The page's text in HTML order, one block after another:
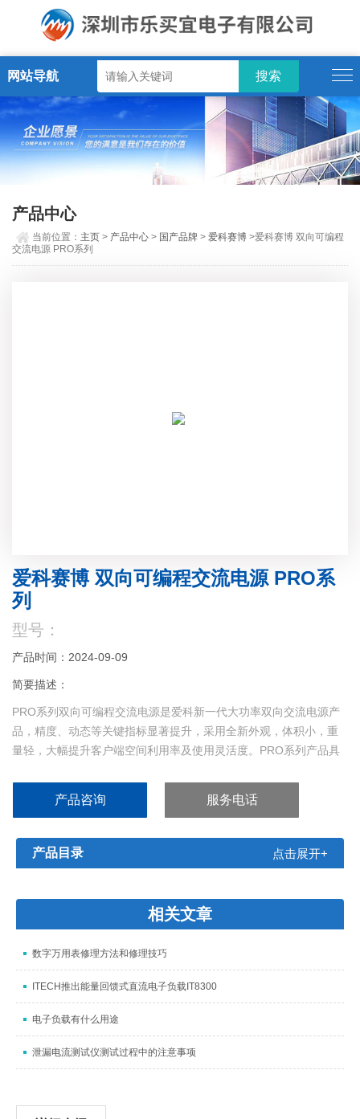
网站导航
产品中心
当前位置： 主页 > 产品中心 > 国产品牌 >爱科赛博 >爱科赛博 双向可编程
交流电源 PRO系列
爱科赛博 双向可编程交流电源 PRO系
列
型号：
产品时间：2024-09-09
简要描述：
PRO系列双向可编程交流电源是爱科新一代大功率双向交流电源产
品，精度、动态等关键指标显著提升，采用全新外观，体积小，重
量轻，大幅提升客户端空间利用率及使用灵活度。PRO系列产品具
求，作为RLC负载可满足新能源行业防孤岛保护性能测试需求、离
产品咨询 服务电话
产品目录 点击展开+
相关文章
数字万用表修理方法和修理技巧
ITECH推出能量回馈式直流电子负载IT8300
电子负载有什么用途
泄漏电流测试仪测试过程中的注意事项